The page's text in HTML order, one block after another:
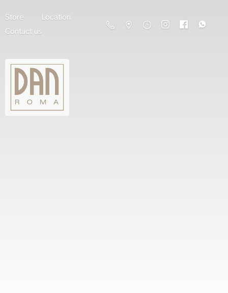
Store
Location
Contact us